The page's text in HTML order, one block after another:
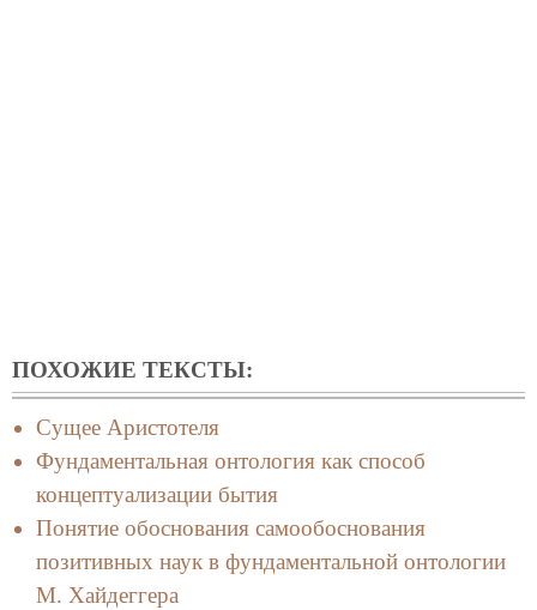
ПОХОЖИЕ ТЕКСТЫ:
Сущее Аристотеля
Фундаментальная онтология как способ
концептуализации бытия
Понятие обоснования самообоснования
позитивных наук в фундаментальной онтологии
М. Хайдеггера